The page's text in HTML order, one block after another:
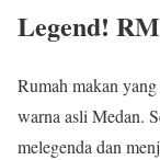
Legend!
Rumah makan
warna asli Medan.
melegenda dan